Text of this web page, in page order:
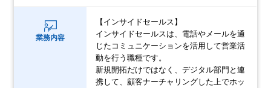
業務内容
【インサイドセールス】
インサイドセールスは、電話やメールを通
じたコミュニケーションを活用して営業活
動を行う職種です。
新規開拓だけではなく、デジタル部門と連
携して、顧客ナーチャリングした上でホッ